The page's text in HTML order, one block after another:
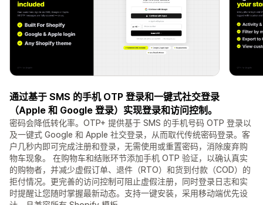
通过基于 SMS 的手机 OTP 登录和一键式社交登录
（Apple 和 Google 登录）实现登录和访问控制。
密码会降低转化率。OTP+ 提供基于 SMS 的手机号码 OTP 登录以
及一键式 Google 和 Apple 社交登录，从而取代传统密码登录。客
户几秒内即可完成注册和登录，无需使用或重置密码，消除废弃购
物车现象。 在购物车和结账环节添加手机 OTP 验证，以确认真实
的购物者，并减少虚假订单、退件（RTO）和货到付款（COD）的
拒付情况。更完善的访问控制可阻止虚假注册，同时登录日志和实
时提醒让您随时掌握最新动态。支持一键安装，采用移动端优先设